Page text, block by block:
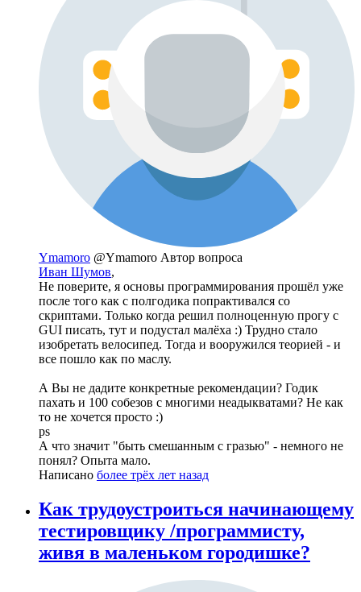
Ymamoro @Ymamoro Автор вопроса
Иван Шумов,
Не поверите, я основы программирования прошёл уже
после того как с полгодика попрактивался со
скриптами. Только когда решил полноценную прогу с
GUI писать, тут и подустал малёха :) Трудно стало
изобретать велосипед. Тогда и вооружился теорией - и
все пошло как по маслу.
А Вы не дадите конкретные рекомендации? Годик
пахать и 100 собезов с многими неадыкватами? Не как
то не хочется просто :)
ps
А что значит "быть смешанным с гразью" - немного не
понял? Опыта мало.
Написано более трёх лет назад
Как трудоустроиться начинающему
тестировщику /программисту,
живя в маленьком городишке?